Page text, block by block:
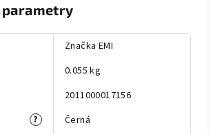
Značka EMI
0.055 kg
2011000017156
?
Černá